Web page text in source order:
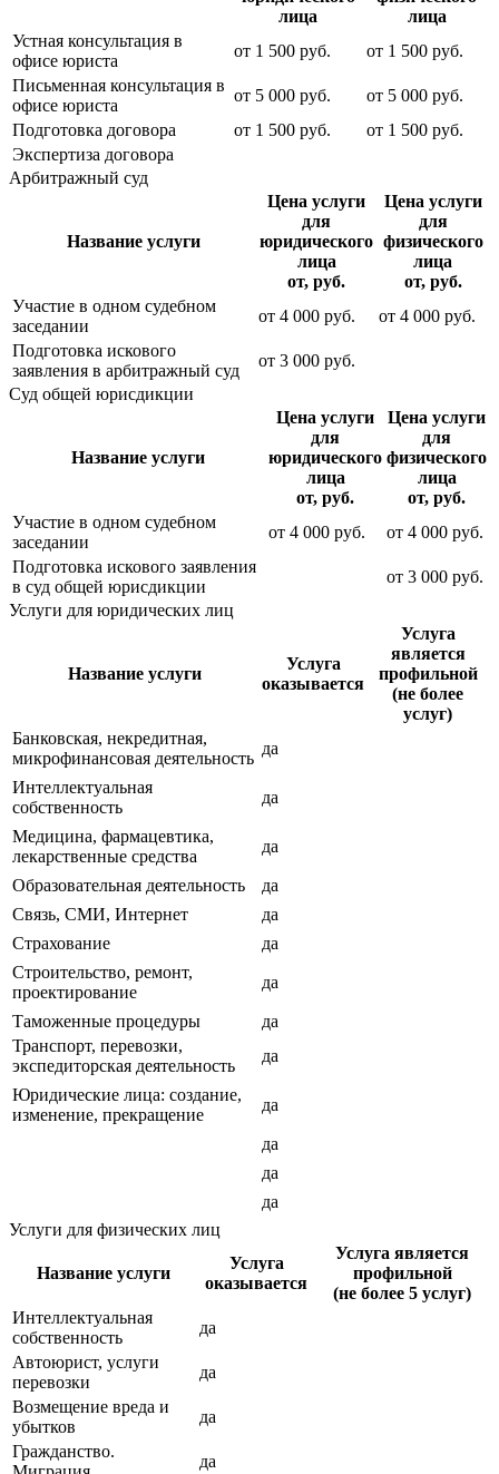
лица
лица
Устная консультация в
офисе юриста
от 1 500 руб. от 1 500 руб.
Письменная консультация в
офисе юриста
от 5 000 руб. от 5 000 руб.
Подготовка договора
от 1 500 руб. от 1 500 руб.
Экспертиза договора
Арбитражный суд
Название услуги
Цена услуги
для
юридического
лица
от, руб.
Цена услуги
для
физического
лица
от, руб.
Участие в одном судебном
заседании
от 4 000 руб. от 4 000 руб.
Подготовка искового
заявления в арбитражный суд
от 3 000 руб.
Суд общей юрисдикции
Название услуги
Цена услуги
для
юридического
лица
от, руб.
Цена услуги
для
физического
лица
от, руб.
Участие в одном судебном
заседании
от 4 000 руб. от 4 000 руб.
Подготовка искового заявления
в суд общей юрисдикции
от 3 000 руб.
Услуги для юридических лиц
Название услуги
Услуга
оказывается
Услуга
является
профильной
(не более
услуг)
Банковская, некредитная,
микрофинансовая деятельность
да
Интеллектуальная
собственность
да
Медицина, фармацевтика,
лекарственные средства
да
Образовательная деятельность
да
Связь, СМИ, Интернет
да
Страхование
да
Строительство, ремонт,
проектирование
да
Таможенные процедуры
да
Транспорт, перевозки,
экспедиторская деятельность
да
Юридические лица: создание,
изменение, прекращение
да
да
да
да
Услуги для физических лиц
Название услуги
Услуга
оказывается
Услуга является
профильной
(не более 5 услуг)
Интеллектуальная
собственность
да
Автоюрист, услуги
перевозки
да
Возмещение вреда и
убытков
да
Гражданство.
да